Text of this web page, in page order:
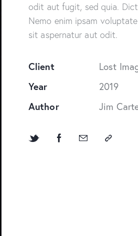
odit aut fugit, sed quia.
Nemo enim ipsam
sit aspernatur aut odit.
Client
Lost
Year
2019
Author
Jim